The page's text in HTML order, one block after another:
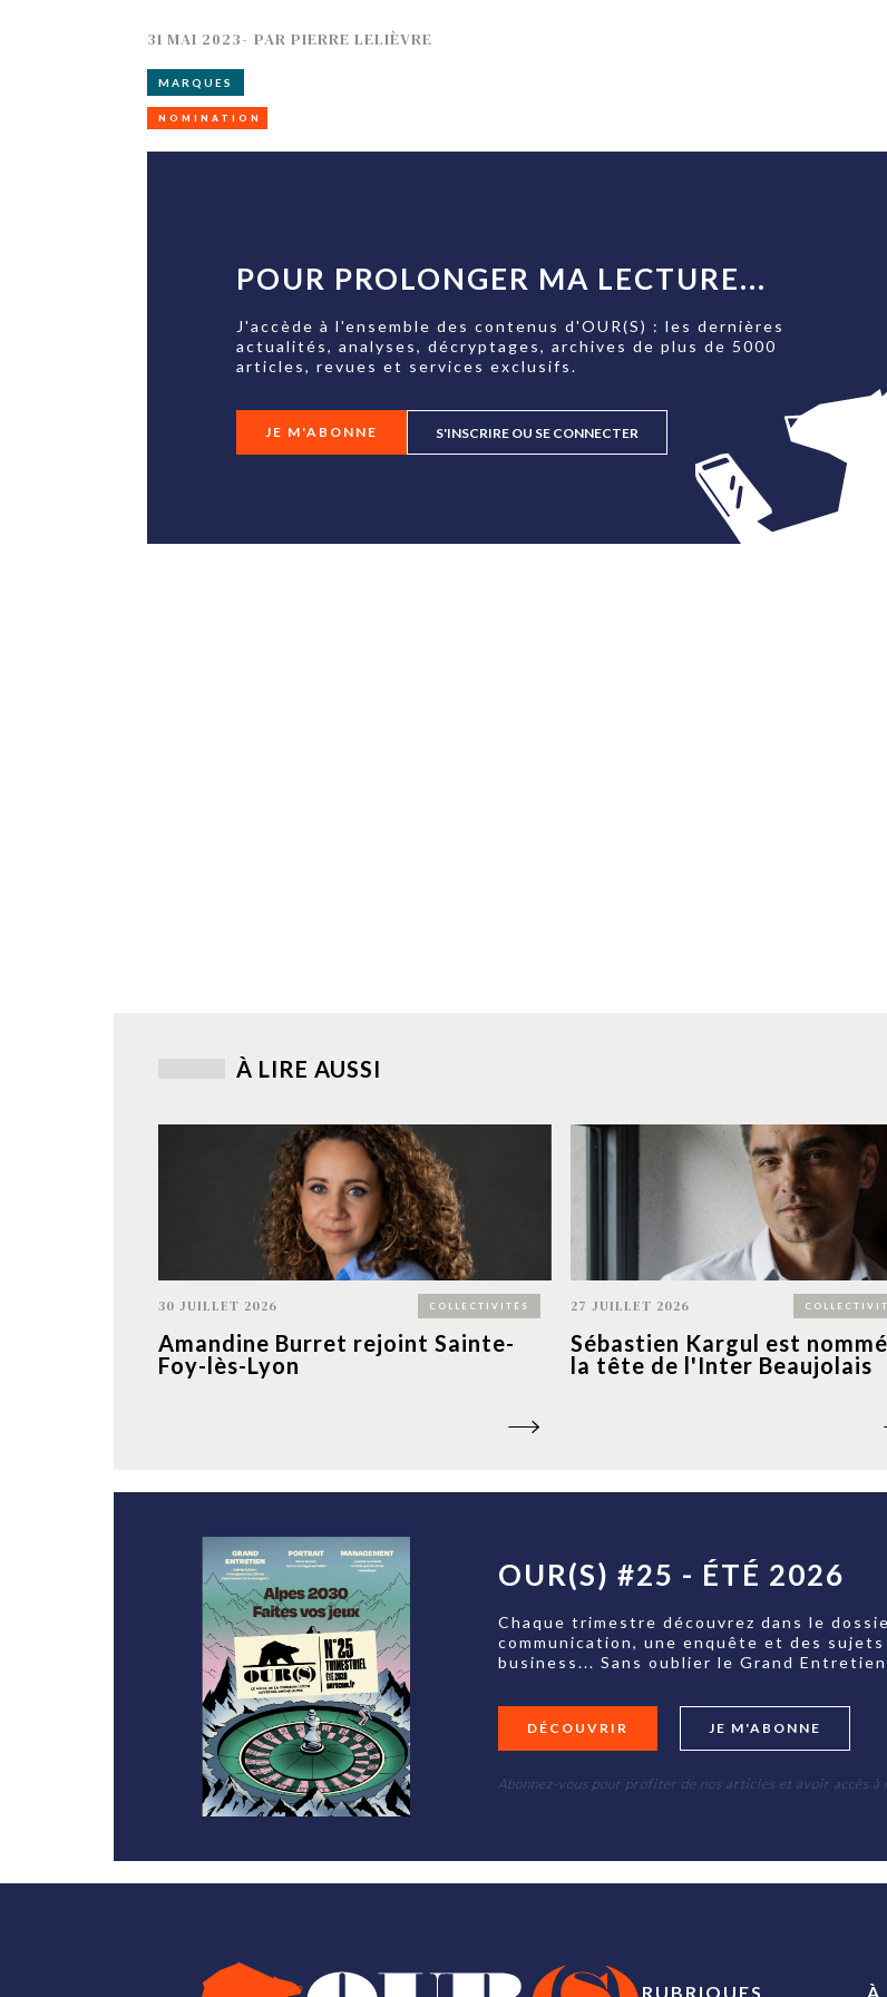
31 MAI 2023- PARPIERRE LELIÈVRE
MARQUES
NOMINATION
POUR PROLONGER MA LECTURE...
J'accède à l'ensemble des contenus d'OUR(S) : les dernières
actualités, analyses, décryptages, archives de plus de 5000
articles, revues et services exclusifs.
JE M'ABONNE S'INSCRIRE OU SE CONNECTER
À LIRE AUSSI
30 JUILLET 2026 COLLECTIVITÉS
Amandine Burret rejoint Sainte-
Foy-lès-Lyon
27 JUILLET 2026
Sébastien Kargul est
la tête de l'Inter Beaujolais
OUR(S) #25 - ÉTÉ 2026
Chaque trimestre découvrez dans le
communication, une enquête et des
business... Sans oublier le Grand
DÉCOUVRIR JE M'ABONNE
Abonnez-vous pour profiter de nos articles et avoir accès à
RUBRIQUES À